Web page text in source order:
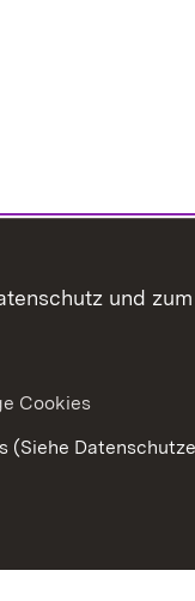
und
Cookies
(Siehe